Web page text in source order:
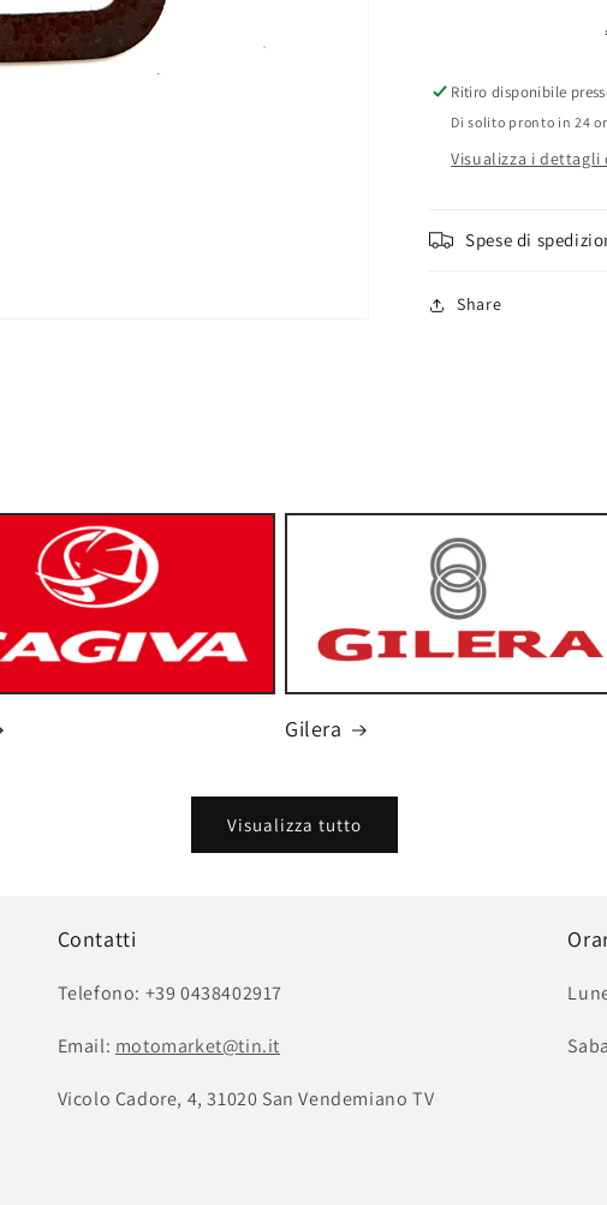
art.323441
125
Ritiro disponibile
Di solito pronto in 24
Visualizza i dettagli
Spese di
Share
Gilera
Visualizza tutto
Contatti
Telefono: +39 0438402917
Email: motomarket@tin.it
Vicolo Cadore, 4, 31020 San Vendemiano TV